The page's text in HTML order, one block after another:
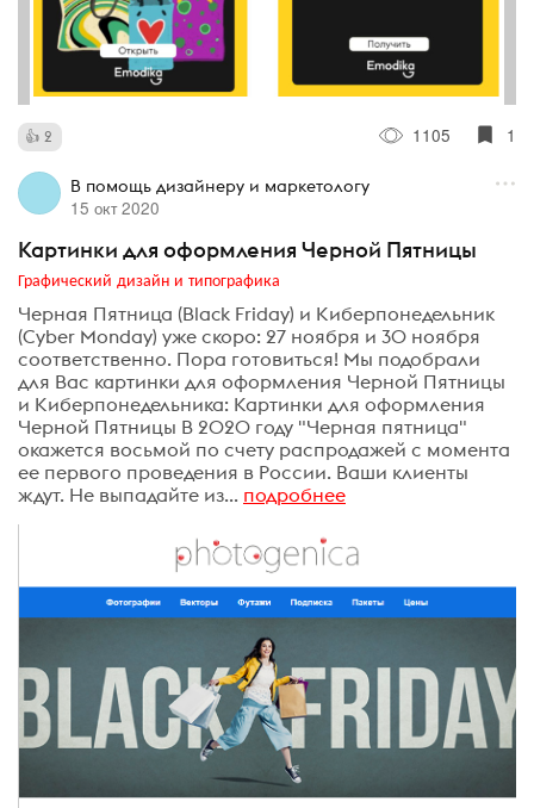
2 1105 1
В помощь дизайнеру и маркетологу
15 окт 2020
Картинки для оформления Черной Пятницы
Графический дизайн и типографика
Черная Пятница (Black Friday) и Киберпонедельник
(Cyber Monday) уже скоро: 27 ноября и 30 ноября
соответственно. Пора готовиться! Мы подобрали
для Вас картинки для оформления Черной Пятницы
и Киберпонедельника: Картинки для оформления
Черной Пятницы В 2020 году "Черная пятница"
окажется восьмой по счету распродажей с момента
ее первого проведения в России. Ваши клиенты
ждут. Не выпадайте из... подробнее